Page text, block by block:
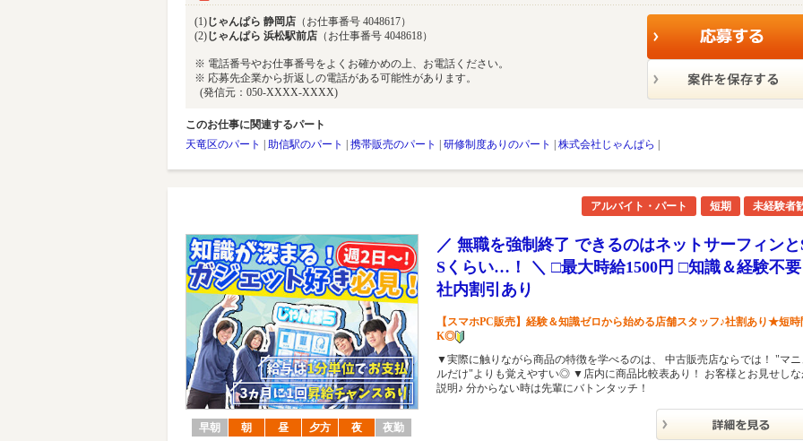
(1)じゃんぱら 静岡店 （お仕事番号 4048617）
(2)じゃんぱら 浜松駅前店 （お仕事番号 4048618）
※ 電話番号やお仕事番号をよくお確かめの上、お電話ください。
※ 応募先企業から折返しの電話がある可能性があります。
(発信元：050-XXXX-XXXX)
このお仕事に関連するパート
天竜区のパート
助信駅のパート 携帯販売のパート 研修制度ありのパート 株式会社じゃんぱら
アルバイト・パート 短期 未経験者
早朝 朝 昼 夕方 夜 夜勤
／ 無職を強制終了 できるのはネットサーフィンと
Sくらい…！ ＼ □最大時給1500円 □知識＆経験不
社内割引あり
【スマホPC販売】経験＆知識ゼロから始める店舗スタッフ♪社割あり★短時
K◎
▼実際に触りながら商品の特徴を学べるのは、 中古販売店ならでは！ "マニ
ルだけ"よりも覚えやすい◎ ▼店内に商品比較表あり！ お客様とお見せしな
説明♪ 分からない時は先輩にバトンタッチ！